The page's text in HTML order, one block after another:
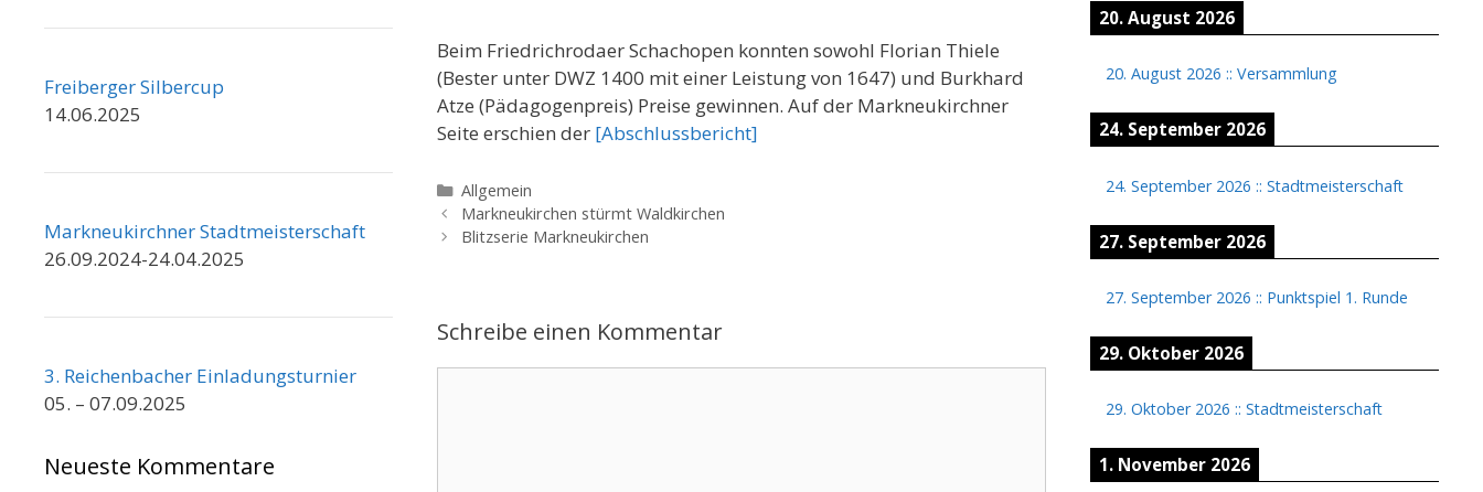
Beim Friedrichrodaer Schachopen konnten sowohl Florian Thiele
(Bester unter DWZ 1400 mit einer Leistung von 1647) und Burkhard
Atze (Pädagogenpreis) Preise gewinnen. Auf der Markneukirchner
Seite erschien der [Abschlussbericht]
Kategorien
Allgemein
Markneukirchen stürmt Waldkirchen
Blitzserie Markneukirchen
Schreibe einen Kommentar
Freiberger Silbercup
14.06.2025
Markneukirchner Stadtmeisterschaft
26.09.2024-24.04.2025
3. Reichenbacher Einladungsturnier
05. – 07.09.2025
Neueste Kommentare
20. August 2026
20. August 2026 :: Versammlung
24. September 2026
24. September 2026 :: Stadtmeisterschaft
27. September 2026
27. September 2026 :: Punktspiel 1. Runde
29. Oktober 2026
29. Oktober 2026 :: Stadtmeisterschaft
1. November 2026